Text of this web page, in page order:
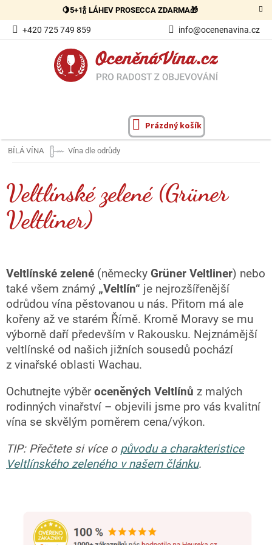
obsah
🍋5+1🍾 LÁHEV PROSECCA ZDARMA🎁
+420 725 749 859 info@ocenenavina.cz
NÁKUPNÍ
Prázdný košík
BÍLÁ VÍNA Vína dle odrůdy
Veltlínské zelené (Grüner
Veltliner)
Veltlínské zelené (německy Grüner Veltliner) nebo
také všem známý „Veltlín“ je nejrozšířenější
odrůdou vína pěstovanou u nás. Přitom má ale
kořeny až ve starém Římě. Kromě Moravy se mu
výborně daří především v Rakousku. Nejznámější
veltlínské od našich jižních sousedů pochází
z vinařské oblasti Wachau.
Ochutnejte výběroceněných Veltlínů z malých
rodinných vinařství – objevili jsme pro vás kvalitní
vína se skvělým poměrem cena/výkon.
TIP: Přečtete si více o původu a charakteristice
Veltlínského zeleného v našem článku.